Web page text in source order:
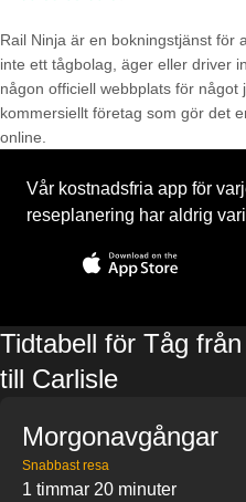
Rail Ninja är en bokningstjänst för
inte ett tågbolag, äger eller driver
någon officiell webbplats för
kommersiellt företag som gör det
online.
Vår kostnadsfria app för
reseplanering har aldrig
Tidtabell för Tåg
till Carlisle
Morgonavgångar
Snabbast resa
1 timmar 20 minuter